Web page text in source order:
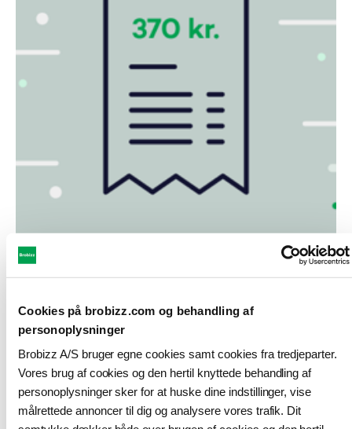
Cookies på brobizz.com og behandling af
personoplysninger
Brobizz A/S bruger egne cookies samt cookies fra tredjeparter.
Vores brug af cookies og den hertil knyttede behandling af
personoplysninger sker for at huske dine indstillinger, vise
målrettede annoncer til dig og analysere vores trafik. Dit
Jeg er blevet opkrævet 370 kroner
Den årlige pris for en ØresundGO rabataftale
er 370 kroner
Hvorfor er jeg blevet opkrævet 370 kroner?